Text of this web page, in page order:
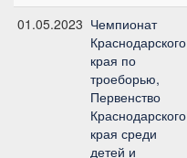
01.05.2023 Чемпионат
Краснодарского
края по
троеборью,
Первенство
Краснодарского
края среди
детей и